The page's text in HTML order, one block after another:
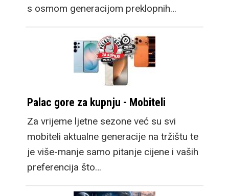
s osmom generacijom preklopnih…
Palac gore za kupnju - Mobiteli
Za vrijeme ljetne sezone već su svi
mobiteli aktualne generacije na tržištu te
je više-manje samo pitanje cijene i vaših
preferencija što…